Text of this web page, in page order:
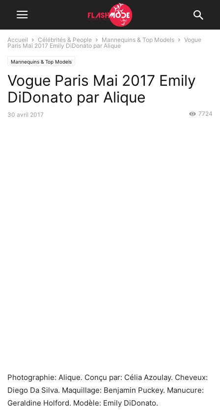
Accueil Célébrités & People Mannequins & Top Models
Vogue
Paris Mai 2017 Emily DiDonato par Alique
Mannequins & Top Models
Vogue Paris Mai 2017 Emily
DiDonato par Alique
30 avril 2017 7724
Photographie: Alique. Conçu par: Célia Azoulay. Cheveux:
Diego Da Silva. Maquillage: Benjamin Puckey. Manucure:
Geraldine Holford. Modèle: Emily DiDonato.